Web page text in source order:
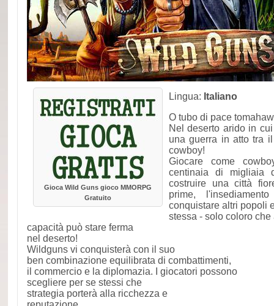
Gioca Wild Guns gioco MMORPG
Gratuito
Lingua: Italiano
O tubo di pace
Nel deserto arido in
una guerra in atto tra
cowboy!
Giocare come
centinaia di migliaia
costruire una città
prime,
conquistare altri popoli
stessa - solo coloro
capacità può stare ferma
nel deserto!
Wildguns vi conquisterà con il suo
ben combinazione equilibrata di combattimenti,
il commercio e la diplomazia. I giocatori possono
scegliere per se stessi che
strategia porterà alla ricchezza e